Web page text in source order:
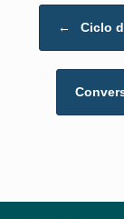
← Ciclo